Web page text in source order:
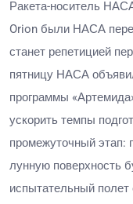
Ракета-носитель
Orion были НАСА
станет репетицией
пятницу НАСА
программы
ускорить темпы
промежуточный этап:
лунную поверхность
испытательный